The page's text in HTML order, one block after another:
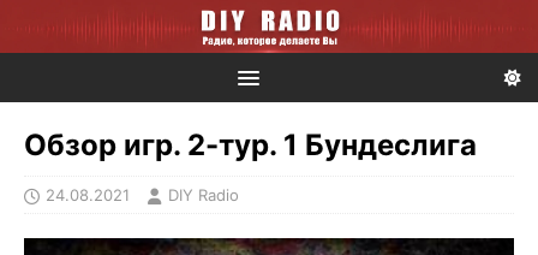
Обзор игр. 2-тур. 1 Бундеслига
24.08.2021 DIY Radio